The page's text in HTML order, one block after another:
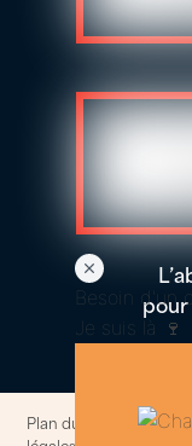
Plan du site
Besoin d'un
Je suis là 🍷